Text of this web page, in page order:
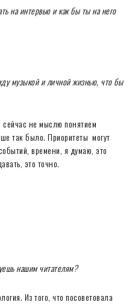
на интервью и как бы ты на него
музыкой и личной жизнью, что бы
не мыслю понятием
так было. Приоритеты могут
времени, я думаю, это
это точно.
нашим читателям?
Из того, что посоветовала